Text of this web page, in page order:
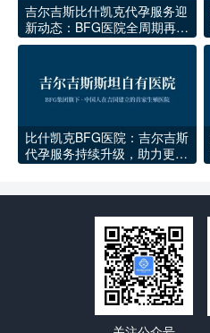
吉尔吉斯比什凯克代孕服务迎
新动态：BFG医院全周期再升
级
比什凯克BFG医院：吉尔吉斯
代孕服务持续升级，助力更多